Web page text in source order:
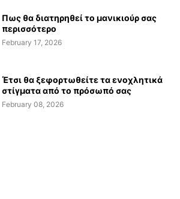
Πως θα διατηρηθεί το μανικιούρ σας
περισσότερο
February 17, 2026
Έτσι θα ξεφορτωθείτε τα ενοχλητικά
στίγματα από το πρόσωπό σας
February 08, 2026